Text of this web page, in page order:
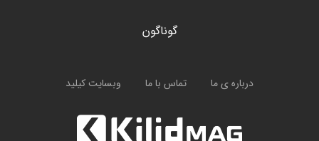
گوناگون
درباره ی ما تماس با ما وبسایت کیلید